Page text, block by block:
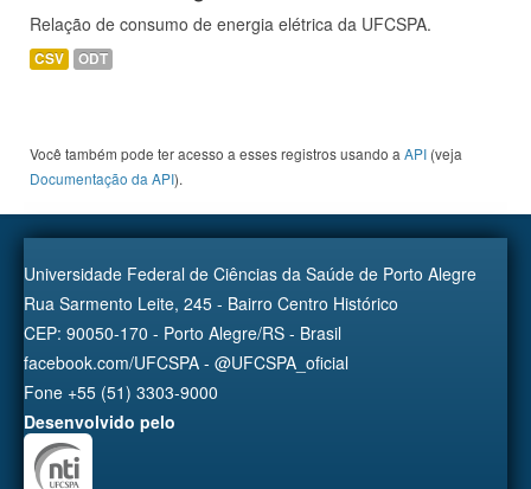
Relação de consumo de energia elétrica da UFCSPA.
CSV ODT
Você também pode ter acesso a esses registros usando a API (veja
Documentação da API).
Universidade Federal de Ciências da Saúde de Porto Alegre
Rua Sarmento Leite, 245 - Bairro Centro Histórico
CEP: 90050-170 - Porto Alegre/RS - Brasil
facebook.com/UFCSPA - @UFCSPA_oficial
Fone +55 (51) 3303-9000
Desenvolvido pelo